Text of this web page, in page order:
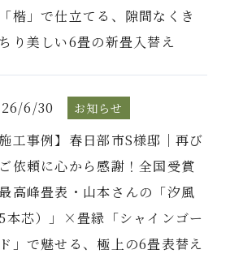
楷」で仕立てる、隙間なくき
り美しい6畳の新畳入替え
6/30 お知らせ
施工事例】春日部市S様邸｜再び
依頼に心から感謝！全国受賞
高峰畳表・山本さんの「汐風
5本芯）」×畳縁「シャインゴー
」で魅せる、極上の6畳表替え